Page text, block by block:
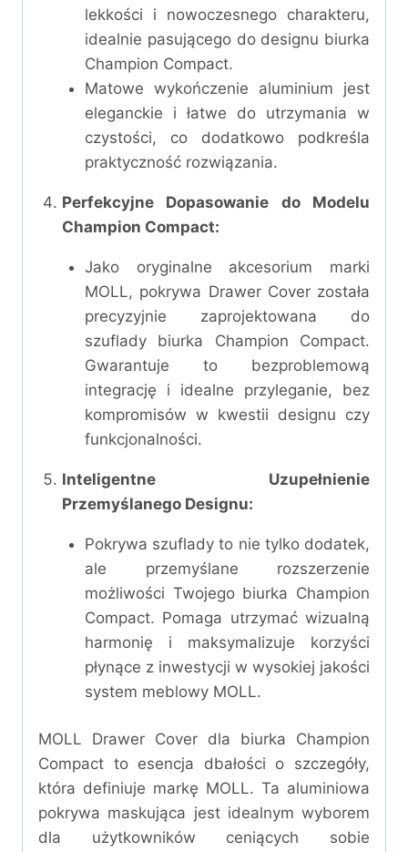
lekkości i nowoczesnego charakteru,
idealnie pasującego do designu biurka
Champion Compact.
Matowe wykończenie aluminium jest
eleganckie i łatwe do utrzymania w
czystości, co dodatkowo podkreśla
praktyczność rozwiązania.
Perfekcyjne Dopasowanie do Modelu
Champion Compact:
Jako oryginalne akcesorium marki
MOLL, pokrywa Drawer Cover została
precyzyjnie zaprojektowana do
szuflady biurka Champion Compact.
Gwarantuje to bezproblemową
integrację i idealne przyleganie, bez
kompromisów w kwestii designu czy
funkcjonalności.
Inteligentne Uzupełnienie
Przemyślanego Designu:
Pokrywa szuflady to nie tylko dodatek,
ale przemyślane rozszerzenie
możliwości Twojego biurka Champion
Compact. Pomaga utrzymać wizualną
harmonię i maksymalizuje korzyści
płynące z inwestycji w wysokiej jakości
system meblowy MOLL.
MOLL Drawer Cover dla biurka Champion
Compact to esencja dbałości o szczegóły,
która definiuje markę MOLL. Ta aluminiowa
pokrywa maskująca jest idealnym wyborem
dla użytkowników ceniących sobie